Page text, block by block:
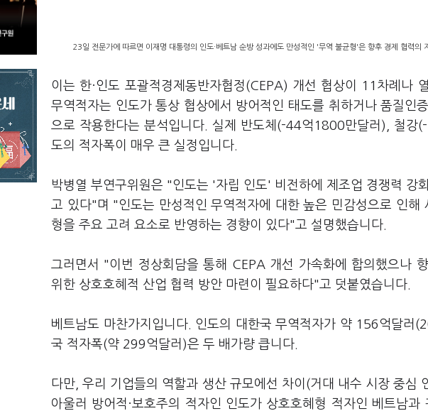
23일 전문가에 따르면 이재명 대통령의 인도·베트남 순방 성과에도 만성적인 '무역 불균형'은 향후 경제 협력
이는 한·인도 포괄적경제동반자협정(CEPA) 개선 협상이 11차례나
무역적자는 인도가 통상 협상에서 방어적인 태도를 취하거나 품질인
으로 작용한다는 분석입니다. 실제 반도체(-44억1800만달러), 철강
도의 적자폭이 매우 큰 실정입니다.
박병열 부연구위원은 "인도는 '자립 인도' 비전하에 제조업 경쟁력 강
고 있다"며 "인도는 만성적인 무역적자에 대한 높은 민감성으로 인해
형을 주요 고려 요소로 반영하는 경향이 있다"고 설명했습니다.
그러면서 "이번 정상회담을 통해 CEPA 개선 가속화에 합의했으나
위한 상호호혜적 산업 협력 방안 마련이 필요하다"고 덧붙였습니다.
베트남도 마찬가지입니다. 인도의 대한국 무역적자가 약 156억달러
국 적자폭(약 299억달러)은 두 배가량 큽니다.
다만, 우리 기업들의 역할과 생산 규모에선 차이(거대 내수 시장 중심
아울러 방어적·보호주의 적자인 인도가 상호호혜형 적자인 베트남